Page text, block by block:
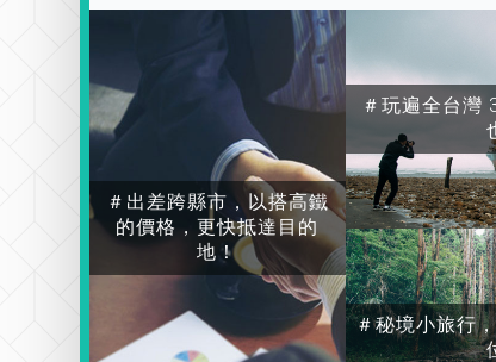
＃出差跨縣市，以搭高鐵
的價格，更快抵達目的
地！
＃玩遍全台灣
＃秘境小旅行